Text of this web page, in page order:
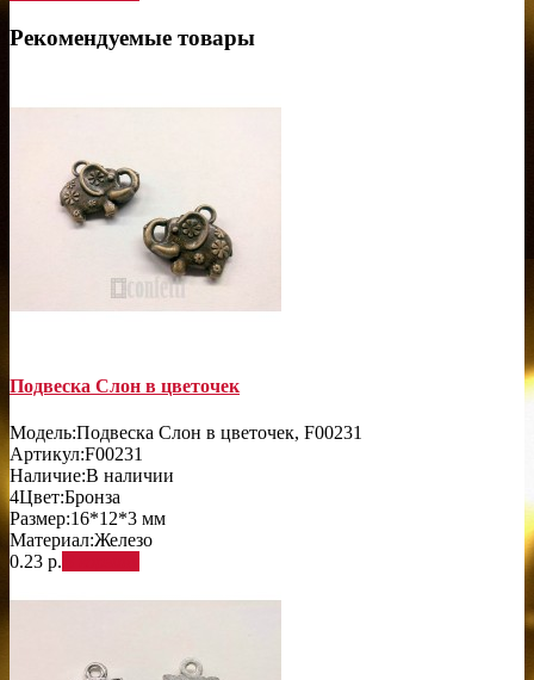
Рекомендуемые товары
Подвеска Слон в цветочек
Модель:Подвеска Слон в цветочек, F00231
Артикул:F00231
Наличие:В наличии
4Цвет:Бронза
Размер:16*12*3 мм
Материал:Железо
0.23 р.